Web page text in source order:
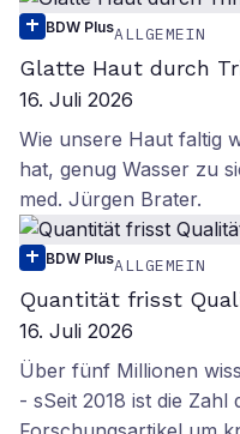
BDW PlusALLGEMEIN
Glatte Haut durch
16. Juli 2026
Wie unsere Haut faltig
hat, genug Wasser zu
med. Jürgen Brater.
BDW PlusALLGEMEIN
Quantität frisst
16. Juli 2026
Über fünf Millionen
- sSeit 2018 ist die